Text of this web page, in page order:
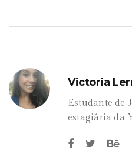
Victoria
Estudante de
estagiária da